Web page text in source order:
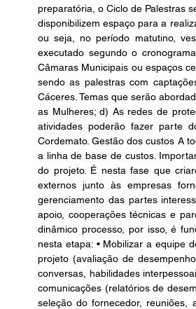
preparatória, o Ciclo de Palestras
disponibilizem espaço para a
ou seja, no período matutino,
executado segundo o
Câmaras Municipais ou espaços
sendo as palestras com
Cáceres. Temas que serão
as Mulheres; d) As redes de
atividades poderão fazer parte
Cordemato. Gestão dos custos A
a linha de base de custos.
do projeto. É nesta fase que
externos junto às empresas
gerenciamento das partes
apoio, cooperações técnicas e
dinâmico processo, por isso, é
nesta etapa: • Mobilizar a equipe
projeto (avaliação de
conversas, habilidades
comunicações (relatórios de
seleção do fornecedor, reuniões,